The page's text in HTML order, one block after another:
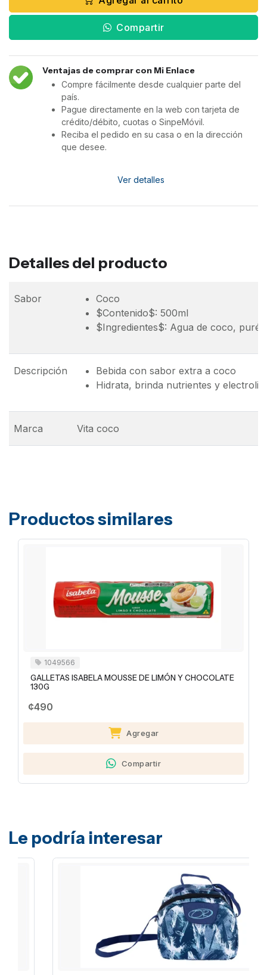
Compartir
Ventajas de comprar con Mi Enlace
Compre fácilmente desde cualquier parte del
país.
Pague directamente en la web con tarjeta de
crédito/débito, cuotas o SinpeMóvil.
Reciba el pedido en su casa o en la dirección
que desee.
Ver detalles
Detalles del producto
Sabor
Coco
$Contenido$: 500ml
$Ingredientes$: Agua de coco, puré
Descripción
Bebida con sabor extra a coco
Hidrata, brinda nutrientes y
Marca Vita coco
Productos similares
1049566
GALLETAS ISABELA MOUSSE DE LIMÓN Y CHOCOLATE
130G
¢490
Agregar
Compartir
Le podría interesar